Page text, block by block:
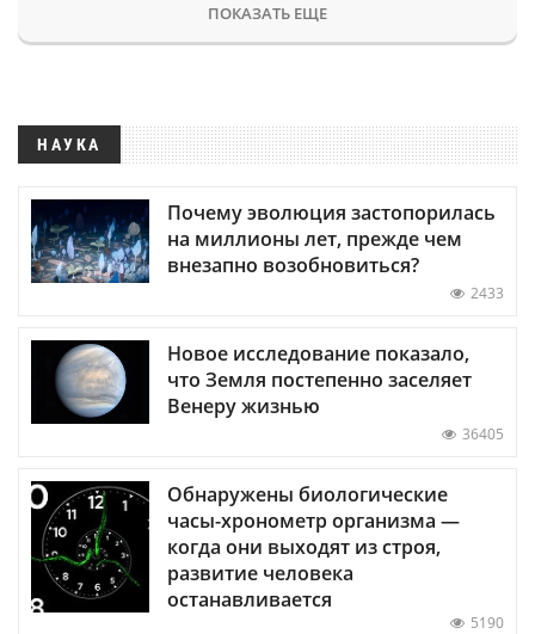
ПОКАЗАТЬ ЕЩЕ
НАУКА
Почему эволюция застопорилась
на миллионы лет, прежде чем
внезапно возобновиться?
2433
Новое исследование показало,
что Земля постепенно заселяет
Венеру жизнью
36405
Обнаружены биологические
часы-хронометр организма —
когда они выходят из строя,
развитие человека
останавливается
5190